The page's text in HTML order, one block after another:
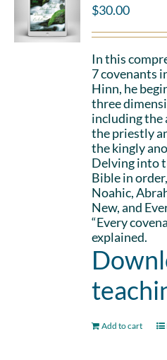
$30.00
In this
7 covenants
Hinn, he
three
including the
the priestly
the kingly
Delving into
Bible in
Noahic,
New, and
“Every
explained.
Add to cart